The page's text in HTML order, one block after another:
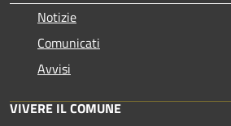
Notizie
Comunicati
Avvisi
VIVERE IL COMUNE